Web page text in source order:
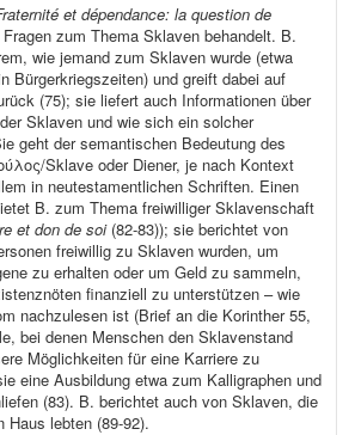
et dépendance: la question de
zum Thema Sklaven behandelt. B.
wie jemand zum Sklaven wurde (etwa
Bürgerkriegszeiten) und greift dabei auf
(75); sie liefert auch Informationen über
Sklaven und wie sich ein solcher
geht der semantischen Bedeutung des
Sklave oder Diener, je nach Kontext
in neutestamentlichen Schriften. Einen
B. zum Thema freiwilliger Sklavenschaft
et don de soi(82-83)); sie berichtet von
freiwillig zu Sklaven wurden, um
zu erhalten oder um Geld zu sammeln,
finanziell zu unterstützen – wie
nachzulesen ist (Brief an die Korinther 55,
bei denen Menschen den Sklavenstand
Möglichkeiten für eine Karriere zu
eine Ausbildung etwa zum Kalligraphen und
(83). B. berichtet auch von Sklaven, die
Haus lebten (89-92).